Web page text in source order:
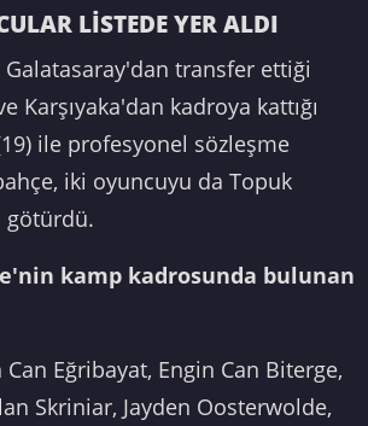
LİSTEDE YER ALDI
Galatasaray'dan transfer ettiği
Karşıyaka'dan kadroya kattığı
ile profesyonel sözleşme
iki oyuncuyu da Topuk
götürdü.
kamp kadrosunda bulunan
Can Eğribayat, Engin Can Biterge,
Skriniar, Jayden Oosterwolde,